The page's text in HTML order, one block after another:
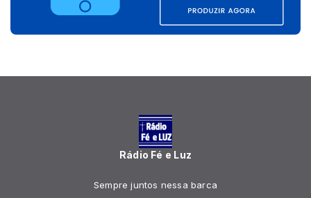
Rádio Fé e Luz
Sempre juntos nessa barca